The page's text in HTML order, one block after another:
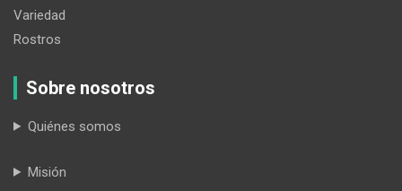
Variedad
Rostros
Sobre nosotros
Quiénes somos
Misión